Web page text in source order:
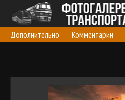
Дополнительно Комментарии